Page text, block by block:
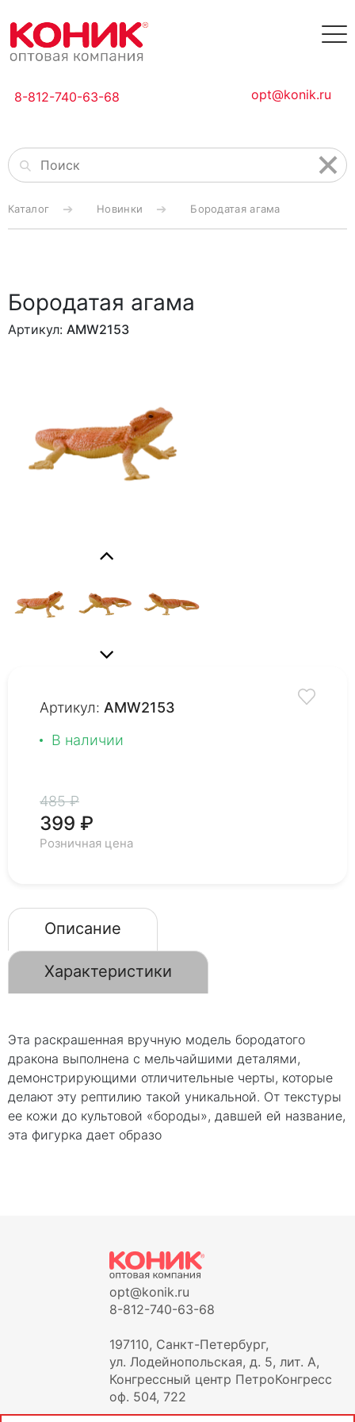
8-812-740-63-68 opt@konik.ru
Каталог Новинки Бородатая агама
Бородатая агама
Артикул: AMW2153
Артикул: AMW2153
В наличии
485 ₽
399 ₽
Розничная цена
Описание
Характеристики
Эта раскрашенная вручную модель бородатого
дракона выполнена с мельчайшими деталями,
демонстрирующими отличительные черты, которые
делают эту рептилию такой уникальной. От текстуры
ее кожи до культовой «бороды», давшей ей название,
эта фигурка дает образо
opt@konik.ru
8-812-740-63-68
197110, Санкт-Петербург,
ул. Лодейнопольская, д. 5, лит. А,
Конгрессный центр ПетроКонгресс
оф. 504, 722